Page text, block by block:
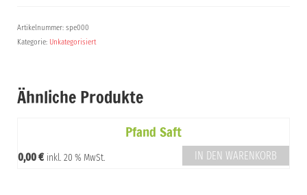
Artikelnummer: spe000
Kategorie: Unkategorisiert
Ähnliche Produkte
Pfand Saft
0,00€ inkl. 20 % MwSt. IN DEN WARENKORB